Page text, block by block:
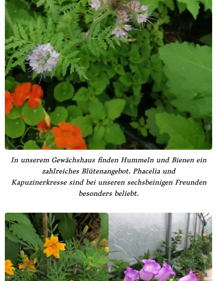
In unserem Gewächshaus finden Hummeln und Bienen ein
zahlreiches Blütenangebot. Phacelia und
Kapuzinerkresse sind bei unseren sechsbeinigen Freunden
besonders beliebt.